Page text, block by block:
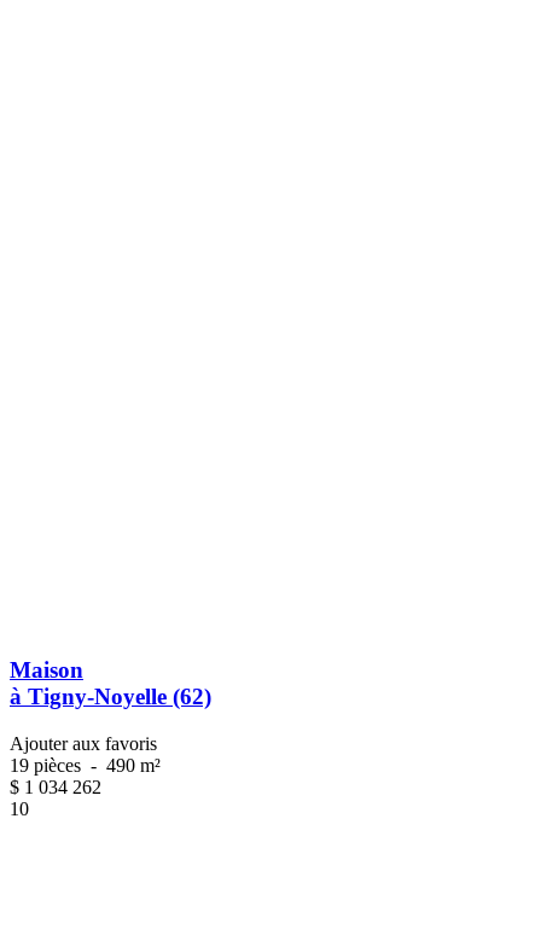
Maison
à Tigny-Noyelle (62)
Ajouter aux favoris
19 pièces - 490 m²
$ 1 034 262
10